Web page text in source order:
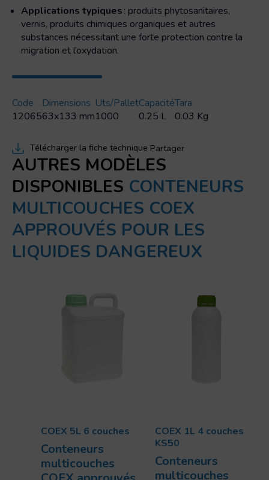
Applications typiques: produits phytosanitaires,
vernis, produits chimiques organiques et autres
substances nécessitant une forte protection contre la
migration et l’oxydation.
Code
12065
Dimensions
63x133 mm
Uts/pallet
1000
Capacité
0.25 L
Tara
0.03 Kg
Télécharger la fiche technique Partager
AUTRES MODÈLES
DISPONIBLES CONTENEURS
MULTICOUCHES COEX
APPROUVÉS POUR LES
LIQUIDES DANGEREUX
COEX 5L 6 couches
Conteneurs
multicouches
COEX 1L 4 couches
KS50
Conteneurs
multicouches